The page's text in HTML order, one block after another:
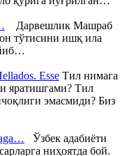
Дарвешлик Машраб
тўтисини ишқ ила
Esse Тил нимага
яратишгами? Тил
эмасмиди? Биз
Ўзбек адабиёти
ниҳоятда бой.